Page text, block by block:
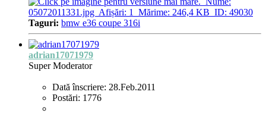
Taguri: bmw e36 coupe 316i
adrian17071979
Super Moderator
Dată înscriere: 28.Feb.2011
Postări: 1776